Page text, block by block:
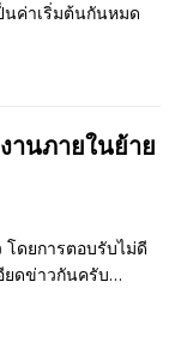
นค่าเริ่มต้นกันหมด
านภายในย้าย
โดยการตอบรับไม่ดี
ยดข่าวกันครับ…